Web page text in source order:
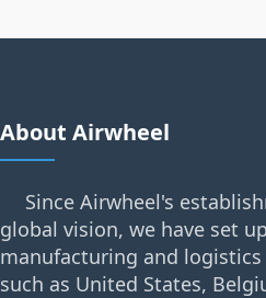
About Airwheel
Since Airwheel's
global vision, we have set
manufacturing and
such as United States,